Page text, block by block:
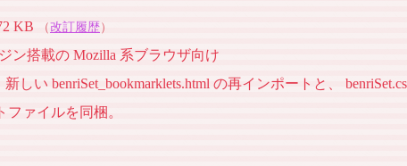
KB （改訂履歴）
ン搭載の Mozilla 系ブラウザ向け
しい benriSet_bookmarklets.html の再インポートと、
ファイルを同梱。